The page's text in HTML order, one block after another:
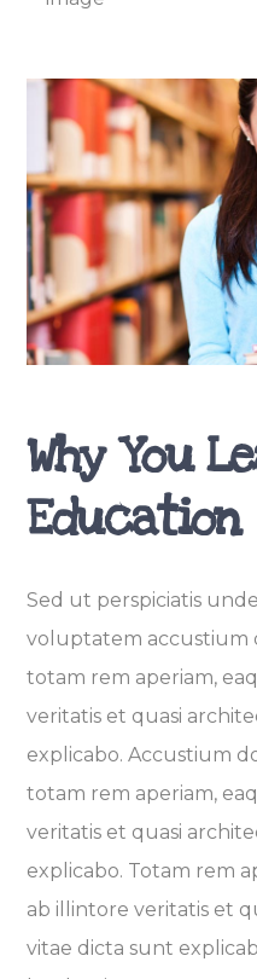
Why You
Education
Sed ut perspiciatis
voluptatem accustium
totam rem aperiam,
veritatis et quasi
explicabo. Accustium
totam rem aperiam,
veritatis et quasi
explicabo. Totam rem
ab illintore veritatis et
vitae dicta sunt